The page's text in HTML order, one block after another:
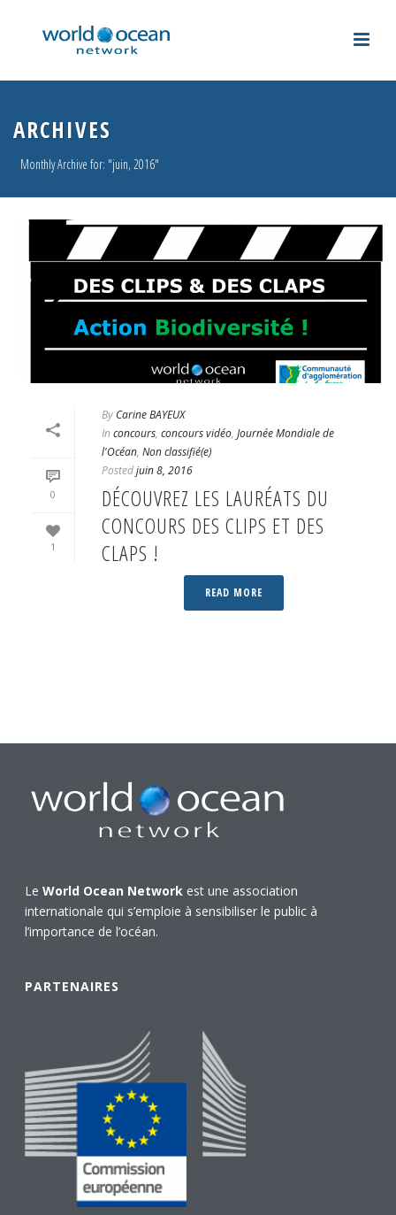
ARCHIVES
Monthly Archive for: "juin, 2016"
0
1
By Carine BAYEUX
In concours, concours vidéo, Journée Mondiale de
l'Océan, Non classifié(e)
Postedjuin 8, 2016
DÉCOUVREZ LES LAURÉATS DU
CONCOURS DES CLIPS ET DES
CLAPS !
READ MORE
LeWorld Ocean Network est une association
internationale qui s’emploie à sensibiliser le public à
l’importance de l’océan.
PARTENAIRES